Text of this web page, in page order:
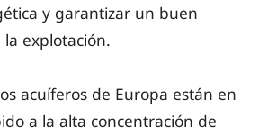
y garantizar un buen
explotación.
acuíferos de Europa están en
a la alta concentración de